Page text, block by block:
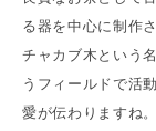
る器を中心に制作
チャカブ木という
うフィールドで活
愛が伝わりますね。